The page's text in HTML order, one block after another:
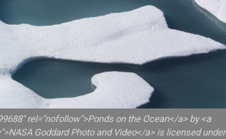
rel="nofollow">Ponds on the Ocean</a> by <a
Goddard Photo and Video</a> is licensed under